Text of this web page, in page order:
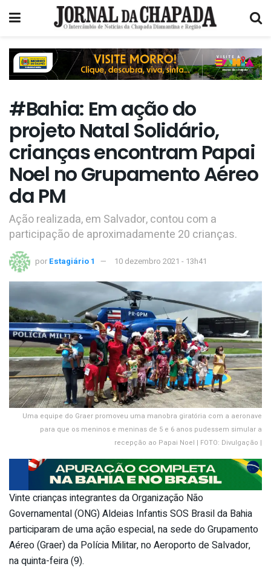
#Bahia: Em ação do
projeto Natal Solidário,
crianças encontram Papai
Noel no Grupamento Aéreo
da PM
Ação realizada, em Salvador, contou com a
participação de aproximadamente 20 crianças.
por Estagiário 1 10 dezembro 2021 - 13h41
Uma equipe do Graer promoveu uma manobra giratória com a aeronave
para que os meninos e meninas de 5 e 6 anos pudessem simular a
recepção ao Papai Noel | FOTO: Divulgação |
Vinte crianças integrantes da Organização Não
Governamental (ONG) Aldeias Infantis SOS Brasil da Bahia
participaram de uma ação especial, na sede do Grupamento
Aéreo (Graer) da Polícia Militar, no Aeroporto de Salvador,
na quinta-feira (9).